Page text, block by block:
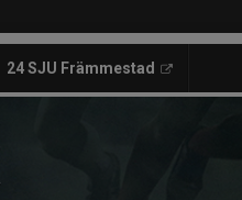
24 SJU Främmestad